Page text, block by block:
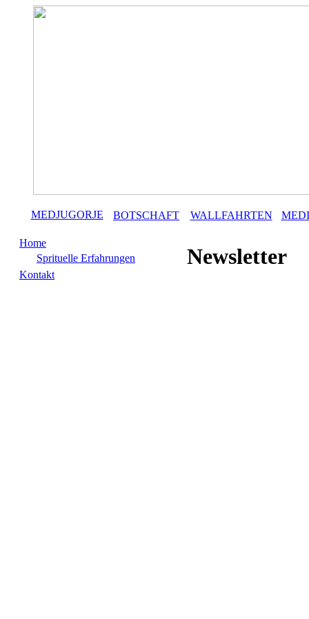
MEDJUGORJE BOTSCHAFT WALLFAHRTEN
Home
Sprituelle Erfahrungen
Kontakt
Newsletter